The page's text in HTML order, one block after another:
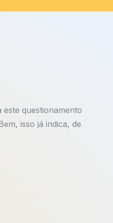
este questionamento
isso já indica, de